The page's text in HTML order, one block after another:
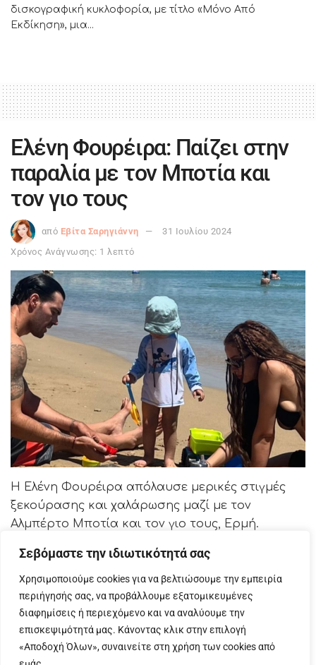
Σεβόμαστε την ιδιωτικότητά σας
Χρησιμοποιούμε cookies για να βελτιώσουμε την εμπειρία
περιήγησής σας, να προβάλλουμε εξατομικευμένες
διαφημίσεις ή περιεχόμενο και να αναλύουμε την
επισκεψιμότητά μας. Κάνοντας κλικ στην επιλογή
«Αποδοχή Όλων», συναινείτε στη χρήση των cookies από
δισκογραφική κυκλοφορία, με τίτλο «Μόνο Από
Εκδίκηση», μια...
Ελένη Φουρέιρα: Παίζει στην
παραλία με τον Μποτία και
τον γιο τους
από Εβίτα Σαρηγιάννη
31 Ιουλίου 2024
Χρόνος Ανάγνωσης: 1 λεπτό
Η Ελένη Φουρέιρα απόλαυσε μερικές στιγμές
ξεκούρασης και χαλάρωσης μαζί με τον
Αλμπέρτο Μποτία και τον γιο τους, Ερμή.
Η τραγουδίστρια όταν δεν έχει επαγγελματικές
υποχρεώσεις, αφιερώνει αρκετό χρόνο στην
οικογένειά της.
Μάλιστα, απαθανάτισε μερικές στιγμές από τον
Ιούνιο που πέρασε και τις μοιράστηκε με τους
ακολούθους της στον προσωπικό της